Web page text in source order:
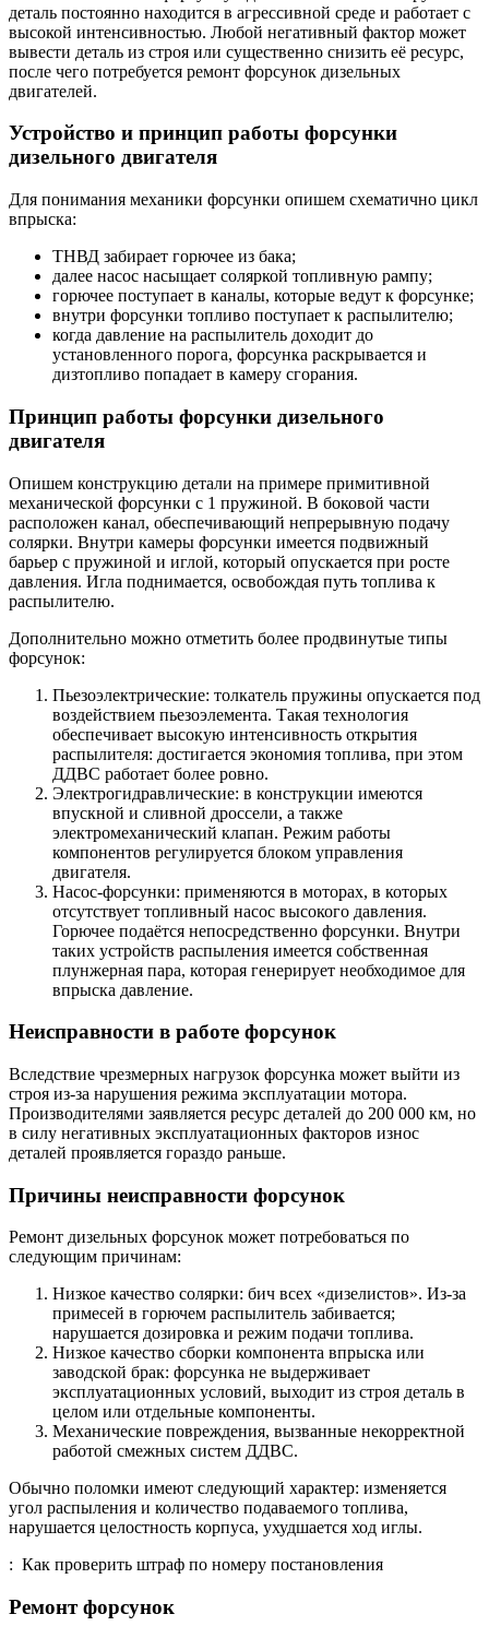
деталь постоянно находится в агрессивной среде и работает с
высокой интенсивностью. Любой негативный фактор может
вывести деталь из строя или существенно снизить её ресурс,
после чего потребуется ремонт форсунок дизельных
двигателей.
Устройство и принцип работы форсунки
дизельного двигателя
Для понимания механики форсунки опишем схематично цикл
впрыска:
ТНВД забирает горючее из бака;
далее насос насыщает соляркой топливную рампу;
горючее поступает в каналы, которые ведут к форсунке;
внутри форсунки топливо поступает к распылителю;
когда давление на распылитель доходит до
установленного порога, форсунка раскрывается и
дизтопливо попадает в камеру сгорания.
Принцип работы форсунки дизельного
двигателя
Опишем конструкцию детали на примере примитивной
механической форсунки с 1 пружиной. В боковой части
расположен канал, обеспечивающий непрерывную подачу
солярки. Внутри камеры форсунки имеется подвижный
барьер с пружиной и иглой, который опускается при росте
давления. Игла поднимается, освобождая путь топлива к
распылителю.
Дополнительно можно отметить более продвинутые типы
форсунок:
Пьезоэлектрические: толкатель пружины опускается под
воздействием пьезоэлемента. Такая технология
обеспечивает высокую интенсивность открытия
распылителя: достигается экономия топлива, при этом
ДДВС работает более ровно.
Электрогидравлические: в конструкции имеются
впускной и сливной дроссели, а также
электромеханический клапан. Режим работы
компонентов регулируется блоком управления
двигателя.
Насос-форсунки: применяются в моторах, в которых
отсутствует топливный насос высокого давления.
Горючее подаётся непосредственно форсунки. Внутри
таких устройств распыления имеется собственная
плунжерная пара, которая генерирует необходимое для
впрыска давление.
Неисправности в работе форсунок
Вследствие чрезмерных нагрузок форсунка может выйти из
строя из-за нарушения режима эксплуатации мотора.
Производителями заявляется ресурс деталей до 200 000 км, но
в силу негативных эксплуатационных факторов износ
деталей проявляется гораздо раньше.
Причины неисправности форсунок
Ремонт дизельных форсунок может потребоваться по
следующим причинам:
Низкое качество солярки: бич всех «дизелистов». Из-за
примесей в горючем распылитель забивается;
нарушается дозировка и режим подачи топлива.
Низкое качество сборки компонента впрыска или
заводской брак: форсунка не выдерживает
эксплуатационных условий, выходит из строя деталь в
целом или отдельные компоненты.
Механические повреждения, вызванные некорректной
работой смежных систем ДДВС.
Обычно поломки имеют следующий характер: изменяется
угол распыления и количество подаваемого топлива,
нарушается целостность корпуса, ухудшается ход иглы.
: Как проверить штраф по номеру постановления
Ремонт форсунок